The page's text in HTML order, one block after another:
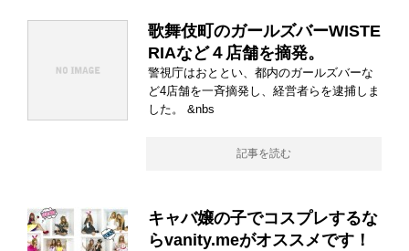
歌舞伎町のガールズバーWISTE
RIAなど４店舗を摘発。
警視庁はおととい、都内のガールズバーな
ど4店舗を一斉摘発し、経営者らを逮捕しま
した。 &nbs
記事を読む
キャバ嬢の子でコスプレするな
らvanity.meがオススメです！